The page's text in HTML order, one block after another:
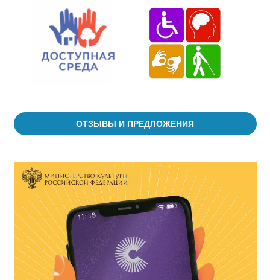
ОТЗЫВЫ И ПРЕДЛОЖЕНИЯ